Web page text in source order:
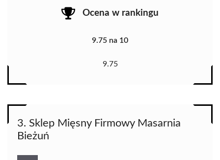
Ocena w rankingu
9.75 na 10
9.75
3. Sklep Mięsny Firmowy Masarnia
Bieżuń